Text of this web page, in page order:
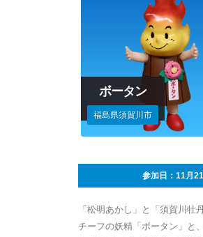
ボータン
福島県須賀川市
参加日：11月
「松明あかし」と「須賀川牡
チーフの妖精「ボータン」と